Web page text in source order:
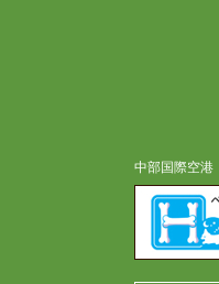
中部国際空港